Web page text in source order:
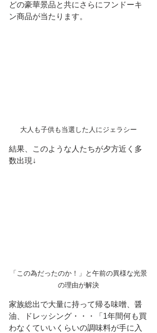
どの豪華景品と共にさらにフンドーキ
ン商品が当たります。
大人も子供も当選した人にジェラシー
結果、このような人たちが夕方近く多
数出現↓
「この為だったのか！」と午前の異様な光景
の理由が解決
家族総出で大量に持って帰る味噌、醤
油、ドレッシング・・・「1年間何も買
わなくていいくらいの調味料が手に入